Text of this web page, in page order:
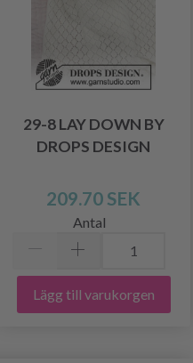
29-8 LAY DOWN BY
DROPS DESIGN
209.70 SEK
Antal
Lägg till varukorgen